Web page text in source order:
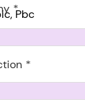
St Pmb 90375, San